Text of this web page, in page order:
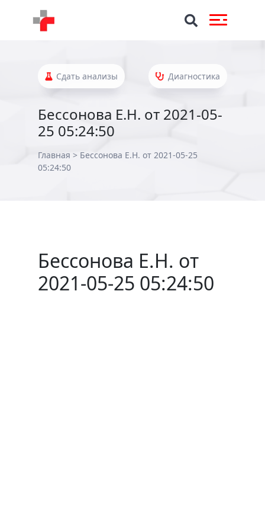
Сдать анализы Диагностика
Бессонова Е.Н. от 2021-05-
25 05:24:50
Главная > Бессонова Е.Н. от 2021-05-25
05:24:50
Бессонова Е.Н. от
2021-05-25 05:24:50